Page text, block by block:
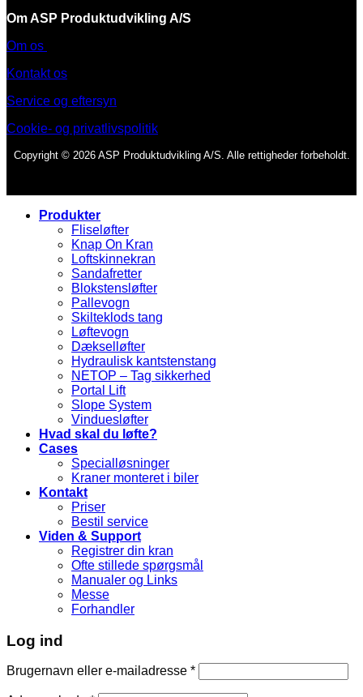
Om ASP Produktudvikling A/S
Om os
Kontakt os
Service og eftersyn
Cookie- og privatlivspolitik
Copyright © 2026 ASP Produktudvikling A/S. Alle rettigheder forbeholdt.
Produkter
Fliseløfter
Knap On Kran
Loftskinnekran
Sandafretter
Blokstensløfter
Pallevogn
Skilteklods tang
Løftevogn
Dækselløfter
Hydraulisk kantstenstang
NETOP – Tag sikkerhed
Portal Lift
Slope System
Vinduesløfter
Hvad skal du løfte?
Cases
Specialløsninger
Kraner monteret i biler
Kontakt
Priser
Bestil service
Viden & Support
Registrer din kran
Ofte stillede spørgsmål
Manualer og Links
Messe
Forhandler
Log ind
Brugernavn eller e-mailadresse *